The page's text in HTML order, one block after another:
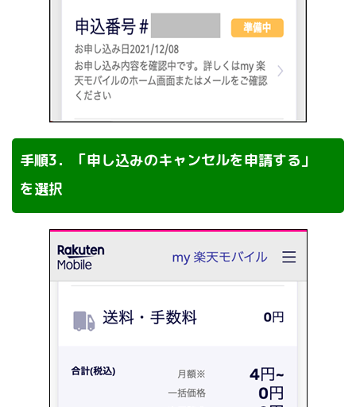
手順3．「申し込みのキャンセルを申請する」
を選択